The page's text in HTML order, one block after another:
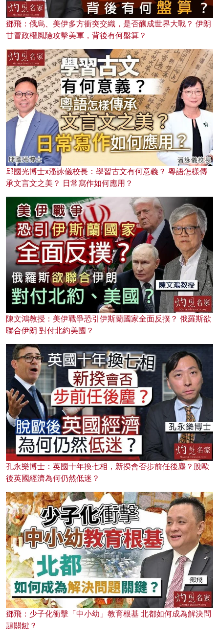
鄧飛：俄烏、美伊多方衝突交織，是否釀成世界大戰？ 伊朗
甘冒政權風險攻擊美軍，背後有何盤算？
邱國光博士x潘詠儀校長：學習古文有何意義？ 粵語怎樣傳
承文言文之美？ 日常寫作如何應用？
陳文鴻教授：美伊戰爭恐引伊斯蘭國家全面反撲？ 俄羅斯欲
聯合伊朗 對付北約美國？
孔永樂博士：英國十年換七相，新揆會否步前任後塵？脫歐
後英國經濟為何仍然低迷？
鄧飛：少子化衝擊「中小幼」教育根基 北都如何成為解決問
題關鍵？